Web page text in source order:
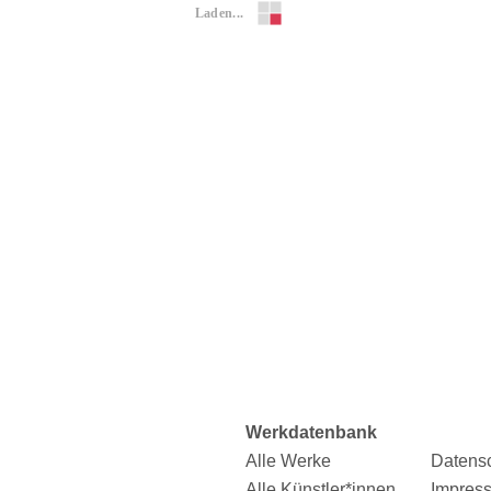
Laden...
Werkdatenbank
Alle Werke